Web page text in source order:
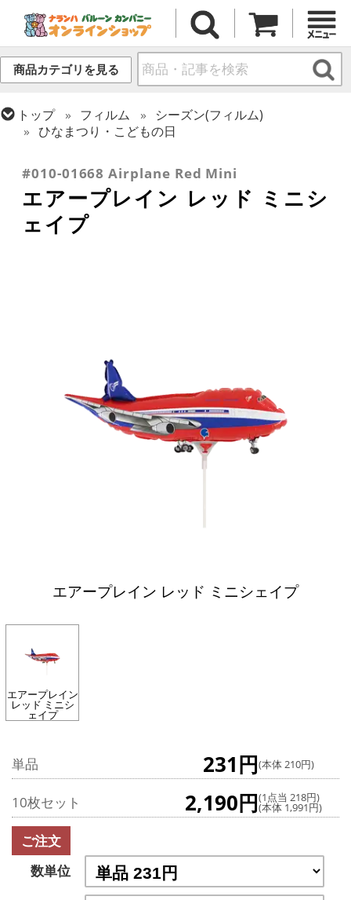
商品カテゴリを見る
トップ フィルム
シーズン(フィルム)
ひなまつり・こどもの日
#010-01668 Airplane Red Mini
エアープレイン レッド ミニシ
ェイプ
エアープレイン レッド ミニシェイプ
エアープレイン
レッド ミニシ
ェイプ
単品 231円(本体 210円)
10枚セット 2,190円(1点当 218円)
(本体 1,991円)
ご注文
数単位